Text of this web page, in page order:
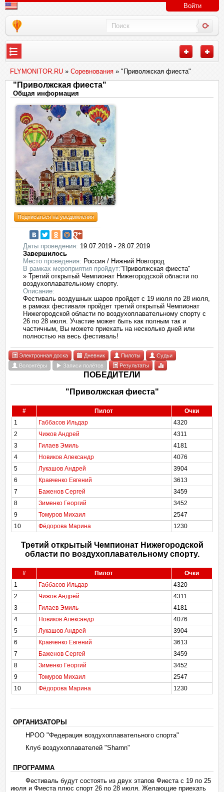
Войти
FLYMONITOR.RU » Соревнования » "Приволжская фиеста"
"Приволжская фиеста"
Общая информация
Подписаться на уведомления
Даты проведения: 19.07.2019 - 28.07.2019
Завершилось
Место проведения: Россия / Нижний Новгород
В рамках мероприятия пройдут:"Приволжская фиеста"
» Третий открытый Чемпионат Нижегородской области по
воздухоплавательному спорту.
Описание:
Фестиваль воздушных шаров пройдет с 19 июля по 28 июля,
в рамках фестиваля пройдет третий открытый Чемпионат
Нижегородской области по воздухоплавательному спорту с
26 по 28 июля. Участие может быть как полным так и
частичным, Вы можете приехать на несколько дней или
полностью на весь фестиваль!
Электронная доска Дневник Пилоты
Судьи
Волонтёры
Записи полётов Результаты
ПОБЕДИТЕЛИ
"Приволжская фиеста"
# Пилот
Очки
1
Габбасов Ильдар
4320
2
Чижов Андрей
4311
3
Гилаев Эмиль
4181
4
Новиков Александр
4076
5
Лукашов Андрей
3904
6
Кравченко Евгений
3613
7
Баженов Сергей
3459
8
Зименко Георгий
3452
9
Томуров Михаил
2547
10
Фёдорова Марина 1230
Третий открытый Чемпионат Нижегородской
области по воздухоплавательному спорту.
# Пилот
Очки
1
Габбасов Ильдар
4320
2
Чижов Андрей
4311
3
Гилаев Эмиль
4181
4
Новиков Александр
4076
5
Лукашов Андрей
3904
6
Кравченко Евгений
3613
7
Баженов Сергей
3459
8
Зименко Георгий
3452
9
Томуров Михаил
2547
10
Фёдорова Марина 1230
ОРГАНИЗАТОРЫ
НРОО "Федерация воздухоплавательного спорта"
Клуб воздухоплавателей "Sharnn"
ПРОГРАММА
Фестиваль будут состоять из двух этапов Фиеста с 19 по 25
июля и Фиеста плюс спорт 26 по 28 июля. Желающие приехать